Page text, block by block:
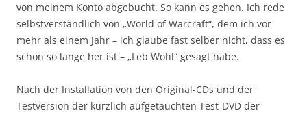
von meinem Konto abgebucht. So kann es gehen. Ich rede
selbstverständlich von „World of Warcraft“, dem ich vor
mehr als einem Jahr – ich glaube fast selber nicht, dass es
schon so lange her ist – „Leb Wohl“ gesagt habe.
Nach der Installation von den Original-CDs und der
Testversion der kürzlich aufgetauchten Test-DVD der